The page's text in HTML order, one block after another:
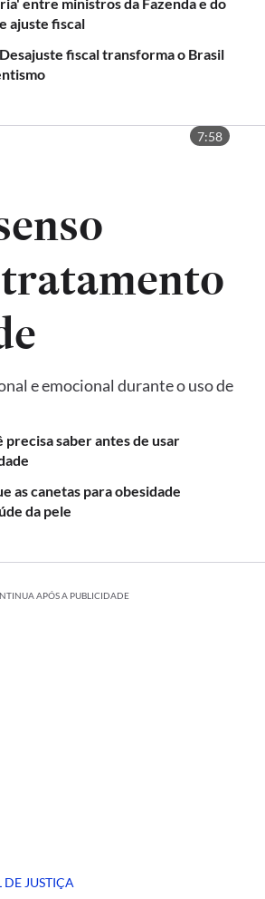
ajuste fiscal
fiscal transforma o Brasil
7:58
e emocional durante o uso de
precisa saber antes de usar
as canetas para obesidade
da pele
APÓS A PUBLICIDADE
DE JUSTIÇA